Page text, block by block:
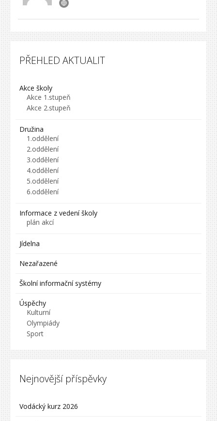
PŘEHLED AKTUALIT
Akce školy
Akce 1.stupeň
Akce 2.stupeň
Družina
1.oddělení
2.oddělení
3.oddělení
4.oddělení
5.oddělení
6.oddělení
Informace z vedení školy
plán akcí
Jídelna
Nezařazené
Školní informační systémy
Úspěchy
Kulturní
Olympiády
Sport
Nejnovější příspěvky
Vodácký kurz 2026